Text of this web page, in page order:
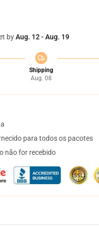
byAug. 12 - Aug. 19
Shipping
Aug. 08
para todos os pacotes
não for recebido